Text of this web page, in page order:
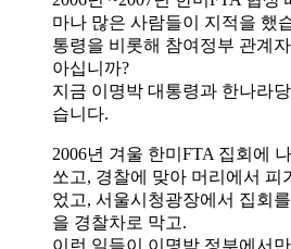
마나 많은 사람들이 지적을 했
통령을 비롯해 참여정부 관계
아십니까?
지금 이명박 대통령과 한나라
습니다.
2006년 겨울 한미FTA 집회에
쏘고, 경찰에 맞아 머리에서 피
었고, 서울시청광장에서 집회
을 경찰차로 막고.
이런 일들이 이명박 정부에서